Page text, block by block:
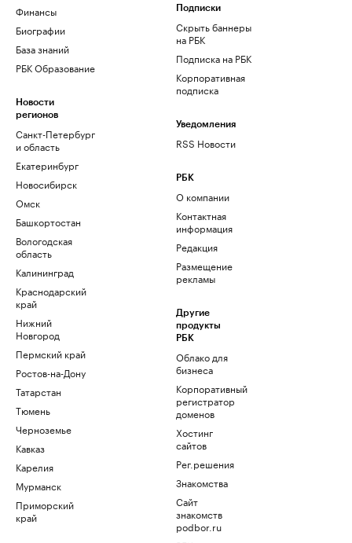
Финансы
Биографии
База знаний
РБК Образование
Новости
регионов
Санкт-Петербург
и область
Екатеринбург
Новосибирск
Омск
Башкортостан
Вологодская
область
Калининград
Краснодарский
край
Нижний
Новгород
Пермский край
Ростов-на-Дону
Татарстан
Тюмень
Черноземье
Кавказ
Карелия
Мурманск
Приморский
край
Подписки
Скрыть баннеры
на РБК
Подписка на РБК
Корпоративная
подписка
Уведомления
RSS Новости
РБК
О компании
Контактная
информация
Редакция
Размещение
рекламы
Другие
продукты
РБК
Облако для
бизнеса
Корпоративный
регистратор
доменов
Хостинг
сайтов
Рег.решения
Знакомства
Сайт
знакомств
podbor.ru